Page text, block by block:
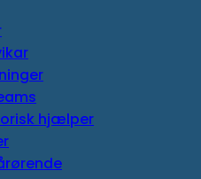
hjælper